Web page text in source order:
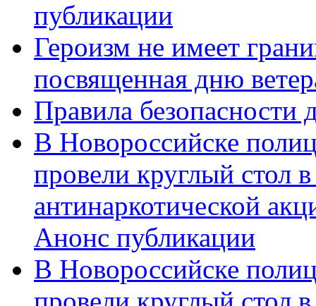
публикации
Героизм не имеет
посвященная дню
Правила безопасности
В Новороссийске
провели круглый стол
антинаркотической
Анонс публикации
В Новороссийске